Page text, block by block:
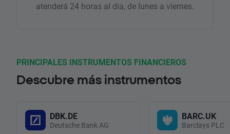
atenderá 24 horas al día, de lunes a viernes.
PRINCIPALES INSTRUMENTOS FINANCIEROS
Descubre más instrumentos
DBK.DE
Deutsche Bank AG
BARC.UK
Barclays PLC